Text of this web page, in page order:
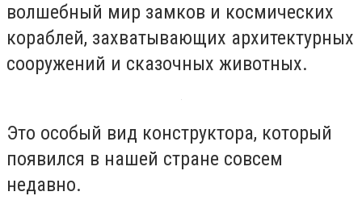
волшебный мир замков и космических
кораблей, захватывающих архитектурных
сооружений и сказочных животных.
Это особый вид конструктора, который
появился в нашей стране совсем
недавно.